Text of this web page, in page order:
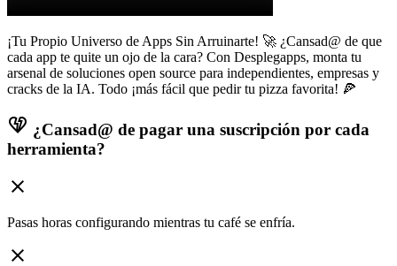
¡Tu Propio Universo de Apps Sin Arruinarte! 🚀 ¿Cansad@ de que
cada app te quite un ojo de la cara? Con Desplegapps, monta tu
arsenal de soluciones open source para independientes, empresas y
cracks de la IA. Todo ¡más fácil que pedir tu pizza favorita! 🍕
heart_broken ¿Cansad@ de pagar una suscripción por cada
herramienta?
close
Pasas horas configurando mientras tu café se enfría.
close